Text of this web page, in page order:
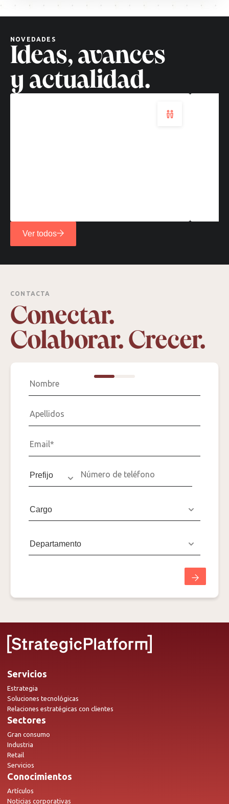
NOVEDADES
Ideas, avances
y actualidad.
cuánticas:
un
paradigma
tecnológico
más
BCN:
Ver todos
CONTACTA
Conectar.
Colaborar. Crecer.
Servicios
Estrategia
Soluciones tecnológicas
Relaciones estratégicas con clientes
Sectores
Gran consumo
Industria
Retail
Servicios
Conocimientos
Artículos
Noticias corporativas